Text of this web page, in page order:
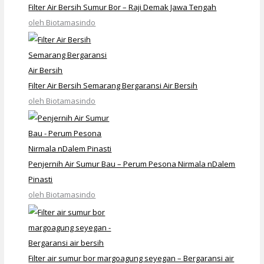
Filter Air Bersih Sumur Bor – Raji Demak Jawa Tengah
oleh Biotamasindo
Filter Air Bersih Semarang Bergaransi Air Bersih
oleh Biotamasindo
Penjernih Air Sumur Bau – Perum Pesona Nirmala nDalem
Pinasti
oleh Biotamasindo
Filter air sumur bor margoagung seyegan – Bergaransi air